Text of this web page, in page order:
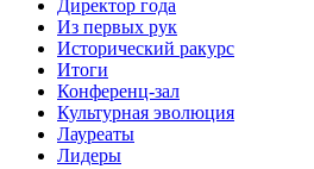
Директор года
Из первых рук
Исторический ракурс
Итоги
Конференц-зал
Культурная эволюция
Лауреаты
Лидеры